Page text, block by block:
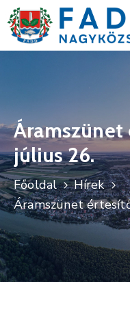
Hivatal
Fadd
Nagyközség
Turisztika
Választási
Információk
Események
július 26.
Főoldal
Hírek
Áramszünet